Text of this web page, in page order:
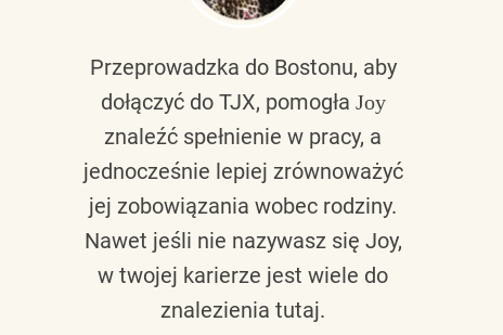
Przeprowadzka do Bostonu, aby
dołączyć do TJX, pomogła Joy
znaleźć spełnienie w pracy, a
jednocześnie lepiej zrównoważyć
jej zobowiązania wobec rodziny.
Nawet jeśli nie nazywasz się Joy,
w twojej karierze jest wiele do
znalezienia tutaj.